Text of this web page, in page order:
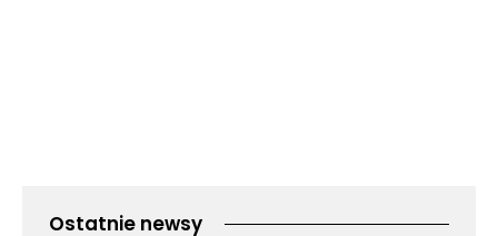
Ostatnie newsy